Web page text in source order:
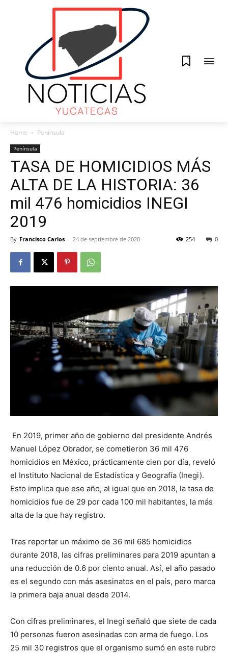
0
Home Península
Península
TASA DE HOMICIDIOS MÁS
ALTA DE LA HISTORIA: 36
mil 476 homicidios INEGI
2019
By Francisco Carlos - 24 de septiembre de 2020 0
254
En 2019, primer año de gobierno del presidente Andrés
Manuel López Obrador, se cometieron 36 mil 476
homicidios en México, prácticamente cien por día, reveló
el Instituto Nacional de Estadística y Geografía (Inegi).
Esto implica que ese año, al igual que en 2018, la tasa de
homicidios fue de 29 por cada 100 mil habitantes, la más
alta de la que hay registro.
Tras reportar un máximo de 36 mil 685 homicidios
durante 2018, las cifras preliminares para 2019 apuntan a
una reducción de 0.6 por ciento anual. Así, el año pasado
es el segundo con más asesinatos en el país, pero marca
la primera baja anual desde 2014.
Con cifras preliminares, el Inegi señaló que siete de cada
10 personas fueron asesinadas con arma de fuego. Los
25 mil 30 registros que el organismo sumó en este rubro